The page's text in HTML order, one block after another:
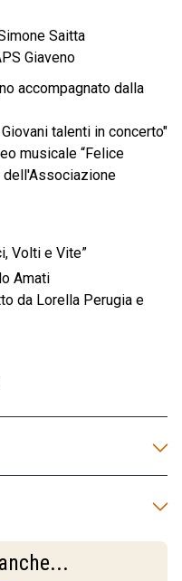
Saitta
Giaveno
accompagnato dalla
talenti in concerto"
musicale “Felice
dell'Associazione
Volti e Vite”
Amati
da Lorella Perugia e